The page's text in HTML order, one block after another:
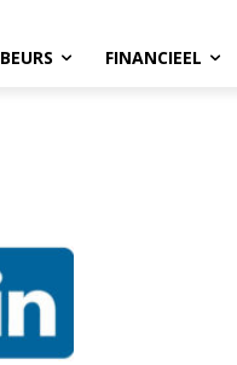
BEURS FINANCIEEL